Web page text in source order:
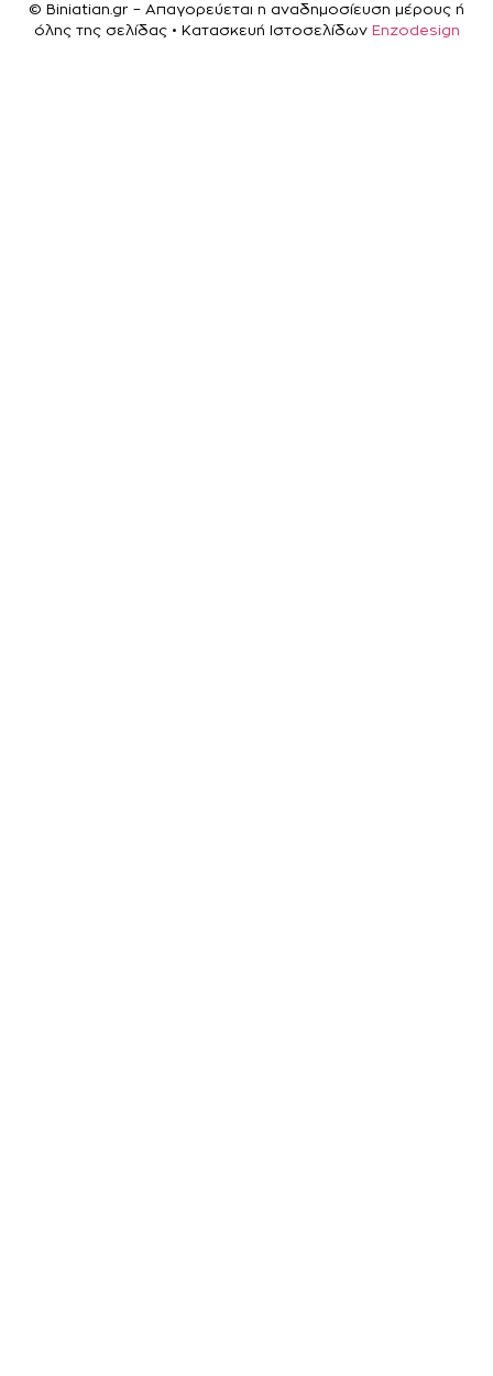
© Biniatian.gr – Απαγορεύεται η αναδημοσίευση μέρους ή
όλης της σελίδας • Κατασκευή Ιστοσελίδων Enzodesign